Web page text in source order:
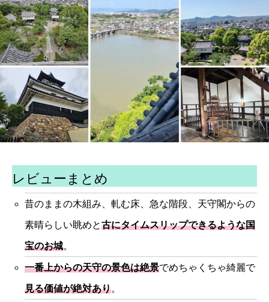
レビューまとめ
昔のままの木組み、軋む床、急な階段、天守閣からの
素晴らしい眺めと古にタイムスリップできるような国
宝のお城。
一番上からの天守の景色は絶景でめちゃくちゃ綺麗で
見る価値が絶対あり。